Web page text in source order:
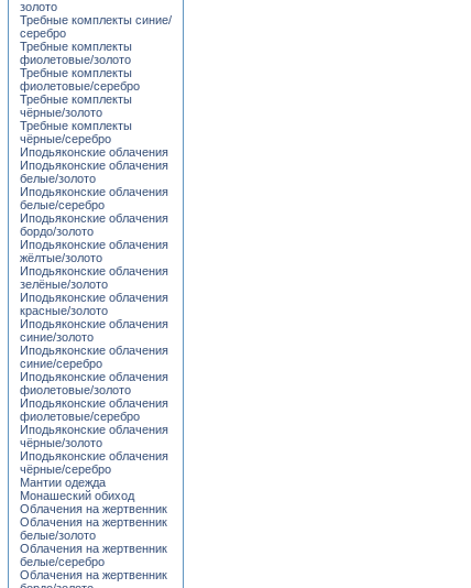
золото
Требные комплекты синие/
серебро
Требные комплекты
фиолетовые/золото
Требные комплекты
фиолетовые/серебро
Требные комплекты
чёрные/золото
Требные комплекты
чёрные/серебро
Иподьяконские облачения
Иподьяконские облачения
белые/золото
Иподьяконские облачения
белые/серебро
Иподьяконские облачения
бордо/золото
Иподьяконские облачения
жёлтые/золото
Иподьяконские облачения
зелёные/золото
Иподьяконские облачения
красные/золото
Иподьяконские облачения
синие/золото
Иподьяконские облачения
синие/серебро
Иподьяконские облачения
фиолетовые/золото
Иподьяконские облачения
фиолетовые/серебро
Иподьяконские облачения
чёрные/золото
Иподьяконские облачения
чёрные/серебро
Мантии одежда
Монашеский обиход
Облачения на жертвенник
Облачения на жертвенник
белые/золото
Облачения на жертвенник
белые/серебро
Облачения на жертвенник